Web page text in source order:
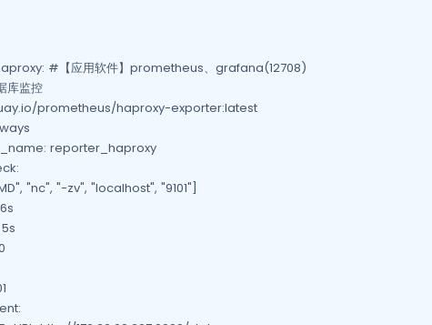
#【应用软件】prometheus、grafana(12708)
库监控
prometheus/haproxy-exporter:latest
reporter_haproxy
"nc", "-zv", "localhost", "9101"]
6s
5s